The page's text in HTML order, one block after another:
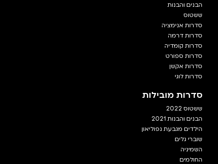
הבנים והבנות
ששטוס
סדרות אנימציה
סדרות דרמה
סדרות קומדיה
סדרות ספורט
סדרות אקשן
סדרות לוגי
סדרות מובילות
ששטוס 2022
הבנים והבנות 2021
הילדים מגבעת נפוליאון
שוברי גלים
השמיניה
החולמים